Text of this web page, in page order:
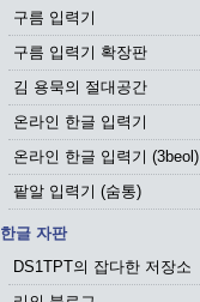
구름 입력기
구름 입력기 확장판
김 용묵의 절대공간
온라인 한글 입력기
온라인 한글 입력기 (3beol)
팥알 입력기 (숨통)
한글 자판
DS1TPT의 잡다한 저장소